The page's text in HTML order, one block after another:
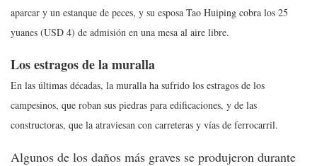
aparcar y un estanque de peces, y su esposa Tao Huiping cobra los 25
yuanes (USD 4) de admisión en una mesa al aire libre.
Los estragos de la muralla
En las últimas décadas, la muralla ha sufrido los estragos de los
campesinos, que roban sus piedras para edificaciones, y de las
constructoras, que la atraviesan con carreteras y vías de ferrocarril.
Algunos de los daños más graves se produjeron durante